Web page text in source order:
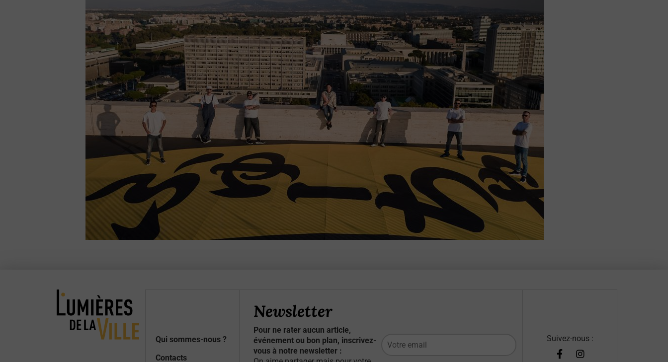
Qui sommes-nous ?
Contacts
Newsletter
Pour ne rater aucun article,
événement ou bon plan, inscrivez-
vous à notre newsletter :
Suivez-nous :